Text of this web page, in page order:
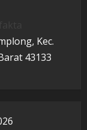
Kec.
43133